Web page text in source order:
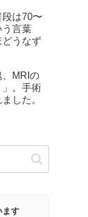
は70〜
う言葉
どうなず
、MRIの
」。手術
した。
ます